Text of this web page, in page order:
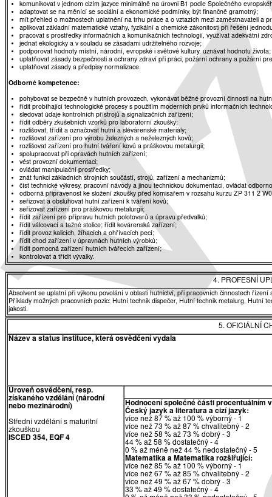
komunikovat v jednom cizím jazyce minimálně na úrovni B1 podle Společného
adaptovat se na měnící se sociální a ekonomické podmínky, být finančně gramotný;
mít přehled o možnostech uplatnění na trhu práce a o vztazích mezi zaměstnavateli a
aplikovat základní matematické vztahy, fyzikální a chemické zákonitosti při řešení
pracovat s prostředky informačních a komunikačních technologií, využívat adekvátní
jednat ekologicky a v souladu se zásadami udržitelného rozvoje;
podporovat hodnoty místní, národní, evropské i světové kultury, uznávat hodnotu života;
uplatňovat zásady bezpečnosti a ochrany zdraví při práci, požární ochrany a požární
uplatňovat zásady a předpisy normalizace.
Odborné kompetence:
pohybovat se bezpečně v hutních provozech, vykonávat běžné provozní činnosti na
řídit probíhající technologické procesy s použitím moderních prvků informačních
sledovat údaje kontrolních přístrojů a signalizačních zařízení;
řídit odběry zkušebních vzorků pro laboratorní zkoušky;
rozlišovat, třídit a označovat hutní a slévárenské materiály;
rozlišovat zařízení pro výrobu železných a neželezných kovů;
rozlišovat zařízení pro hutní tváření kovů a práškovou metalurgii;
spolupracovat při opravách hutních zařízení;
vést provozní dokumentaci;
ovládat manipulační prostředky;
znát funkci základních strojních součástí, strojů, zařízení a mechanizmů;
číst technické výkresy, pracovní návody a jinou technickou dokumentaci, ovládat
odborná připravenost ke složení zkoušky před komisařem v rozsahu kurzu ZP 311 2
seřizovat a obsluhovat hutní zařízení k tváření kovů;
seřizovat zařízení pro práškovou metalurgii;
řídit zařízení pro přípravu hutních polotovarů a úpravu předvalků;
řídit válcovací a tažné stolice; řídit kovárenská zařízení;
řídit provoz kalicích, žíhacích a ohřívacích pecí;
řídit chod zařízení v úpravnách hutních výrobků;
řídit pomocná zařízení hutních tvářecích zařízení;
kontrolovat a třídit vývalky.
4. PROFESNÍ
Absolvent se uplatní při výkonu povolání v oblasti hutnictví, při pracovních činnostech
Příklady možných pracovních pozic: Hutní technik dispečer, Hutní technik metalurg, Hutní
jakosti.
5. OFICIÁLNÍ
Název a status instituce, která osvědčení vydala
Úroveň osvědčení, resp.
získaného vzdělání (národní
nebo mezinárodní)
Střední vzdělání s maturitní
zkouškou
ISCED 354, EQF 4
Hodnocení společné části procentuálním
Český jazyk a literatura a cizí jazyk:
více než 87 % až 100 % výborný - 1
více než 73 % až 87 % chvalitebný - 2
více než 58 % až 73 % dobrý - 3
44 % až 58 % dostatečný - 4
0 % až méně než 44 % nedostatečný - 5
Matematika a Matematika rozšiřující:
více než 85 % až 100 % výborný - 1
více než 67 % až 85 % chvalitebný - 2
více než 49 % až 67 % dobrý - 3
33 % až 49 % dostatečný - 4